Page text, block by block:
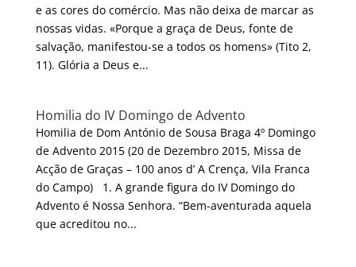
e as cores do comércio. Mas não deixa de marcar as
nossas vidas. «Porque a graça de Deus, fonte de
salvação, manifestou-se a todos os homens» (Tito 2,
11). Glória a Deus e...
Homilia do IV Domingo de Advento
Homilia de Dom António de Sousa Braga 4º Domingo
de Advento 2015 (20 de Dezembro 2015, Missa de
Acção de Graças – 100 anos d’ A Crença, Vila Franca
do Campo) 1. A grande figura do IV Domingo do
Advento é Nossa Senhora. “Bem-aventurada aquela
que acreditou no...